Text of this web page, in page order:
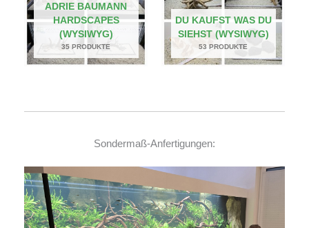
ADRIE BAUMANN
HARDSCAPES
(WYSIWYG)
35 PRODUKTE
DU KAUFST WAS DU
SIEHST (WYSIWYG)
53 PRODUKTE
Sondermaß-Anfertigungen: